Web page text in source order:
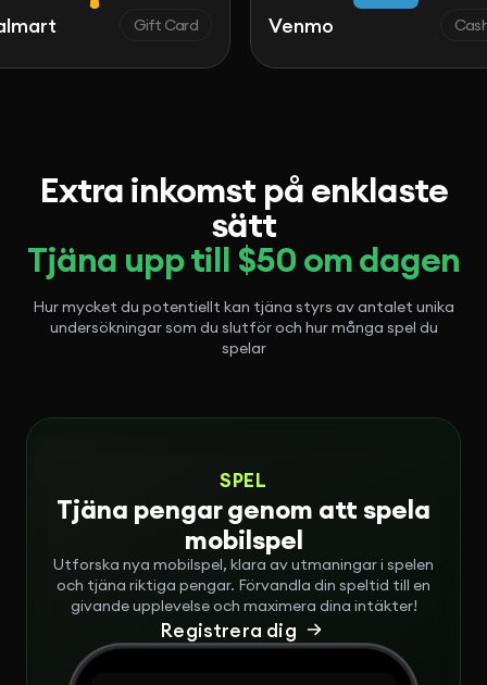
Gift Card Venmo
Extra inkomst på enklaste
sätt
Tjäna upp till $50 om dagen
Hur mycket du potentiellt kan tjäna styrs av antalet unika
undersökningar som du slutför och hur många spel du
spelar
SPEL
Tjäna pengar genom att spela
mobilspel
Utforska nya mobilspel, klara av utmaningar i spelen
och tjäna riktiga pengar. Förvandla din speltid till en
givande upplevelse och maximera dina intäkter!
Registrera dig